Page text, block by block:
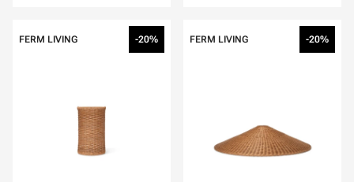
FERM LIVING -20% FERM LIVING -20%